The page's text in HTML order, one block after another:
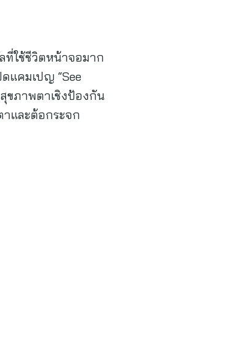
ที่ใช้ชีวิตหน้าจอมาก
แคมเปญ “See
ขภาพตาเชิงป้องกัน
และต้อกระจก